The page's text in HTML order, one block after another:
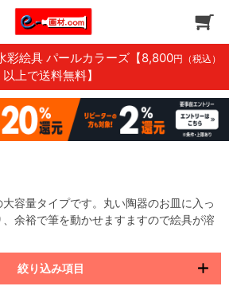
彩絵具 パールカラーズ 【8,800円（税込）
以上で送料無料】
容量タイプです。丸い陶器のお皿に入っ
余裕で筆を動かせますますので絵具が溶
絞り込み項目